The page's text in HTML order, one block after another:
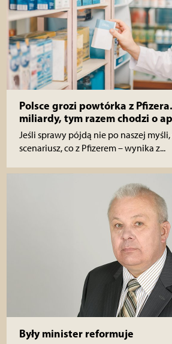
Polsce grozi powtórka z
miliardy, tym razem chodzi o
Jeśli sprawy pójdą nie po naszej
scenariusz, co z Pfizerem – wynika z...
Były minister reformuje